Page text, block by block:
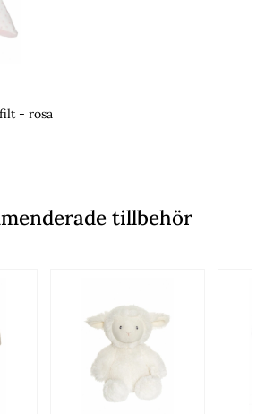
- rosa
tillbehör